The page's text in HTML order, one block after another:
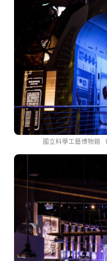
國立科學工藝博